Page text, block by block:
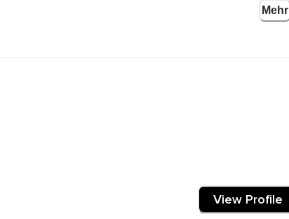
oft so mitten in der Meditation so voll eine Idee oder so vor
und deswegen mache ich es einfach direkt,
Mehr
View Profile